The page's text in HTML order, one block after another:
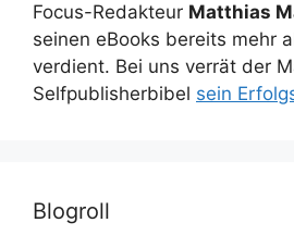
Focus-Redakteur Matthias
seinen eBooks bereits mehr
verdient. Bei uns verrät der
Selfpublisherbibel sein
Blogroll